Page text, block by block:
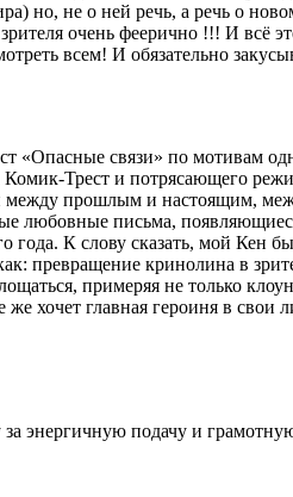
но, не о ней речь, а речь о
очень феерично !!! И
всем! И обязательно
«Опасные связи» по
Комик-Трест и потрясающего
прошлым и настоящим,
любовные письма,
К слову сказать, мой Кен
превращение кринолина в
примеряя не только
хочет главная героиня в
энергичную подачу и